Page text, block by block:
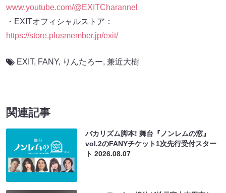
www.youtube.com/@EXITCharannel
・EXITオフィシャルストア：
https://store.plusmember.jp/exit/
EXIT, FANY, りんたろー, 兼近大樹
関連記事
バカリズム脚本! 舞台『ノンレムの窓』
vol.2のFANYチケット1次先行受付スター
ト2026.08.07